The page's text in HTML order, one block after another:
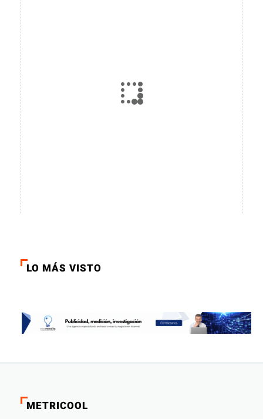
LO MÁS VISTO
METRICOOL